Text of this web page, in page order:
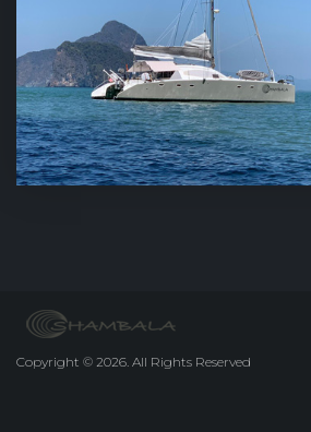
Copyright © 2026. All Rights Reserved